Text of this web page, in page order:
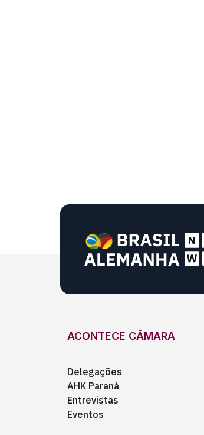
ACONTECE CÂMARA
Delegações
AHK Paraná
Entrevistas
Eventos